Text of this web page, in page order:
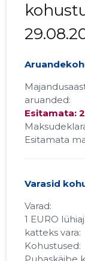
aruanded:
Esitamata:
Esitamata
Varasid
Varad:
1 EURO
katteks vara:
Kohustused: